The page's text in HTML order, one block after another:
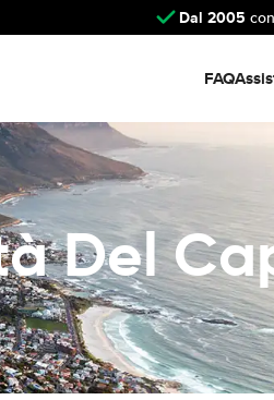
Dal 2005
FAQ
Del